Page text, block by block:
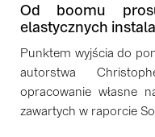
Od boomu
elastycznych
Punktem wyjścia do
autorstwa
opracowanie własne
zawartych w raporcie